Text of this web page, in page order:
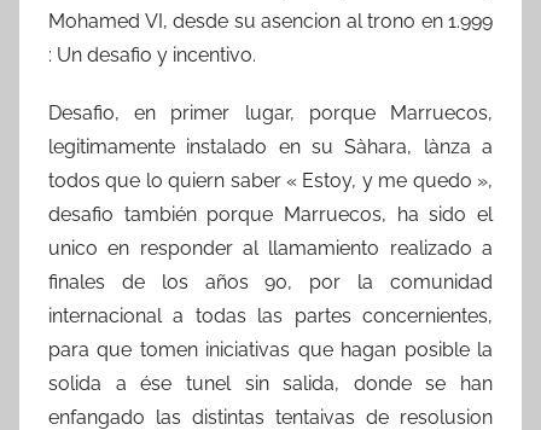
Mohamed VI, desde su asencion al trono en 1.999
: Un desafio y incentivo.
Desafio, en primer lugar, porque Marruecos,
legitimamente instalado en su Sàhara, lànza a
todos que lo quiern saber « Estoy, y me quedo »,
desafio también porque Marruecos, ha sido el
unico en responder al llamamiento realizado a
finales de los años 90, por la comunidad
internacional a todas las partes concernientes,
para que tomen iniciativas que hagan posible la
solida a ése tunel sin salida, donde se han
enfangado las distintas tentaivas de resolusion